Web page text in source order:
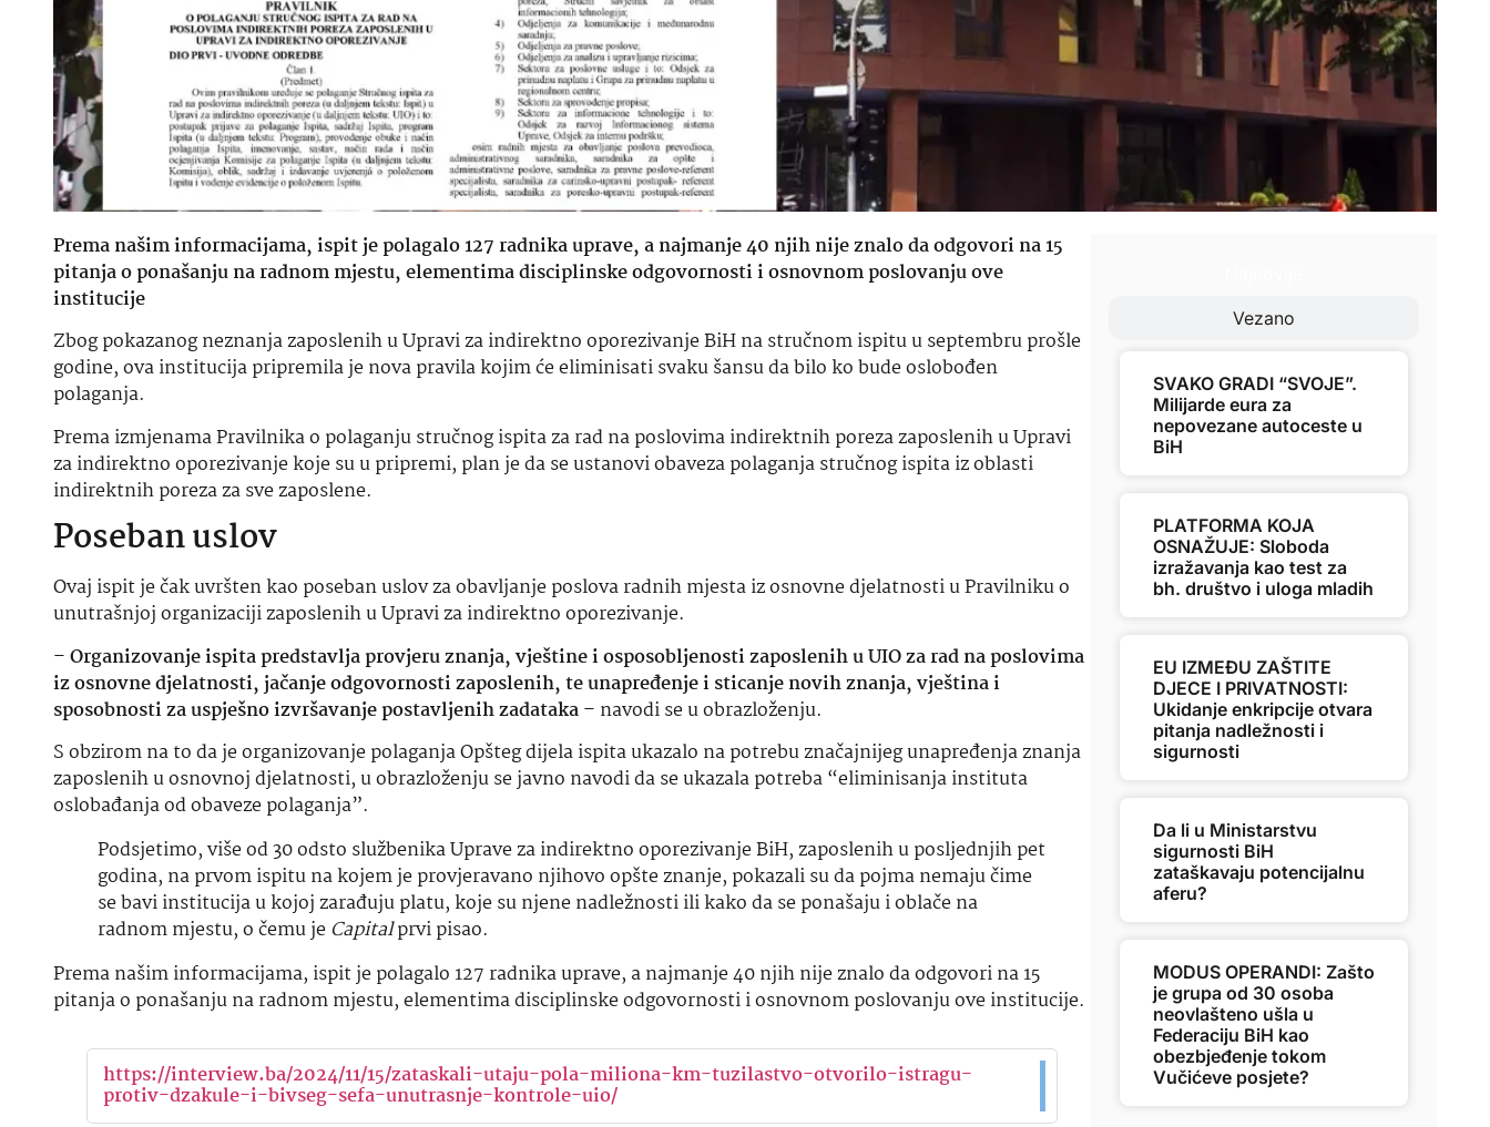
Prema našim informacijama, ispit je polagalo 127 radnika uprave, a najmanje 40 njih nije znalo da odgovori na 15
pitanja o ponašanju na radnom mjestu, elementima disciplinske odgovornosti i osnovnom poslovanju ove
institucije
Zbog pokazanog neznanja zaposlenih u Upravi za indirektno oporezivanje BiH na stručnom ispitu u septembru prošle
godine, ova institucija pripremila je nova pravila kojim će eliminisati svaku šansu da bilo ko bude oslobođen
polaganja.
Prema izmjenama Pravilnika o polaganju stručnog ispita za rad na poslovima indirektnih poreza zaposlenih u Upravi
za indirektno oporezivanje koje su u pripremi, plan je da se ustanovi obaveza polaganja stručnog ispita iz oblasti
indirektnih poreza za sve zaposlene.
Poseban uslov
Ovaj ispit je čak uvršten kao poseban uslov za obavljanje poslova radnih mjesta iz osnovne djelatnosti u Pravilniku o
unutrašnjoj organizaciji zaposlenih u Upravi za indirektno oporezivanje.
–Organizovanje ispita predstavlja provjeru znanja, vještine i osposobljenosti zaposlenih u UIO za rad na poslovima
iz osnovne djelatnosti, jačanje odgovornosti zaposlenih, te unapređenje i sticanje novih znanja, vještina i
sposobnosti za uspješno izvršavanje postavljenih zadataka– navodi se u obrazloženju.
S obzirom na to da je organizovanje polaganja Opšteg dijela ispita ukazalo na potrebu značajnijeg unapređenja znanja
zaposlenih u osnovnoj djelatnosti, u obrazloženju se javno navodi da se ukazala potreba “eliminisanja instituta
oslobađanja od obaveze polaganja”.
Podsjetimo, više od 30 odsto službenika Uprave za indirektno oporezivanje BiH, zaposlenih u posljednjih pet
godina, na prvom ispitu na kojem je provjeravano njihovo opšte znanje, pokazali su da pojma nemaju čime
se bavi institucija u kojoj zarađuju platu, koje su njene nadležnosti ili kako da se ponašaju i oblače na
radnom mjestu, o čemu je Capitalprvi pisao.
Prema našim informacijama, ispit je polagalo 127 radnika uprave, a najmanje 40 njih nije znalo da odgovori na 15
pitanja o ponašanju na radnom mjestu, elementima disciplinske odgovornosti i osnovnom poslovanju ove institucije.
https://interview.ba/2024/11/15/zataskali-utaju-pola-miliona-km-tuzilastvo-otvorilo-istragu-
protiv-dzakule-i-bivseg-sefa-unutrasnje-kontrole-uio/
Vezano
SVAKO GRADI “SVOJE”.
Milijarde eura za
nepovezane autoceste u
BiH
PLATFORMA KOJA
OSNAŽUJE: Sloboda
izražavanja kao test za
bh. društvo i uloga mladih
EU IZMEĐU ZAŠTITE
DJECE I PRIVATNOSTI:
Ukidanje enkripcije otvara
pitanja nadležnosti i
sigurnosti
Da li u Ministarstvu
sigurnosti BiH
zataškavaju potencijalnu
aferu?
MODUS OPERANDI: Zašto
je grupa od 30 osoba
neovlašteno ušla u
Federaciju BiH kao
obezbjeđenje tokom
Vučićeve posjete?